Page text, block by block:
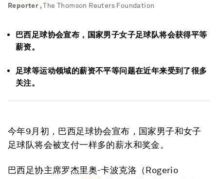
Reporter , The Thomson Reuters Foundation
巴西足球协会宣布，国家男子女子足球队将会获得平等
薪资。
足球等运动领域的薪资不平等问题在近年来受到了很多
关注。
今年9月初，巴西足球协会宣布，国家男子和女子
足球队将会被支付一样多的薪水和奖金。
巴西足协主席罗杰里奥-卡波克洛（Rogerio